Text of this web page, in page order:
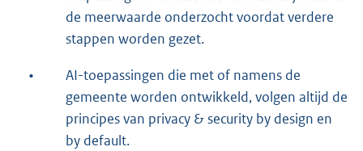
de meerwaarde onderzocht voordat verdere
stappen worden gezet.
•
AI-toepassingen die met of namens de
gemeente worden ontwikkeld, volgen altijd de
principes van privacy & security by design en
by default.